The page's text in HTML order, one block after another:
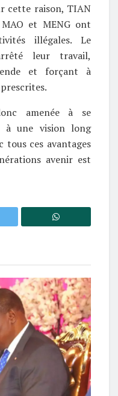
cette raison, TIAN
et MENG ont
illégales. Le
leur travail,
et forçant à
amenée à se
à une vision long
tous ces avantages
avenir est